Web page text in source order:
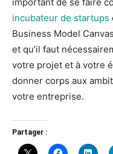
important de se faire
incubateur de startups
Business Model
et qu’il faut
votre projet et à votre
donner corps aux
votre entreprise.
Partager :